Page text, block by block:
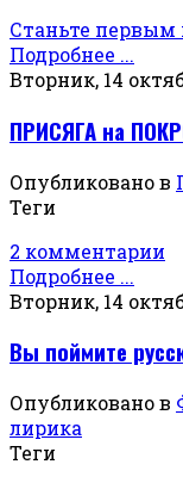
Станьте
Подробнее ...
Вторник, 14
ПРИСЯГА на
Опубликовано в
Теги
2 комментарии
Подробнее ...
Вторник, 14
Вы поймите
Опубликовано в
лирика
Теги